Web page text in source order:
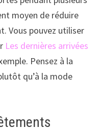
moyen de réduire
Vous pouvez utiliser
Les dernières arrivées
Pensez à la
qu’à la mode